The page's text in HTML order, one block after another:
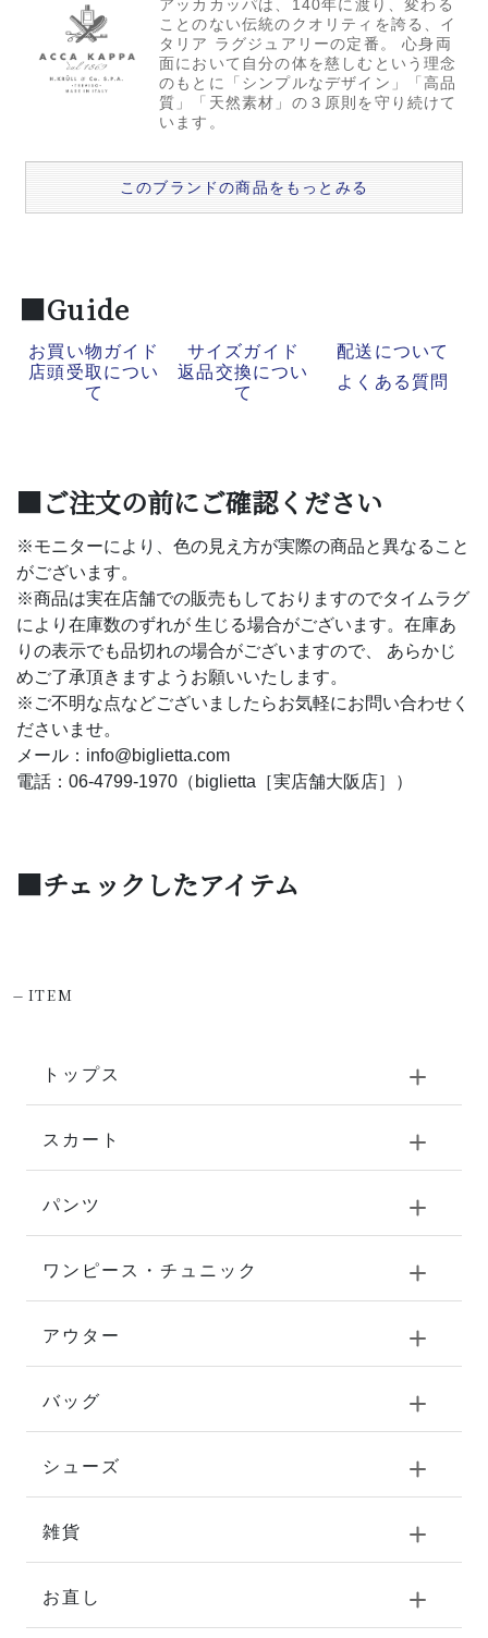
アッカカッパは、140年に渡り、変わる
ことのない伝統のクオリティを誇る、イ
タリア ラグジュアリーの定番。 心身両
面において自分の体を慈しむという理念
のもとに「シンプルなデザイン」「高品
質」「天然素材」の３原則を守り続けて
います。
このブランドの商品をもっとみる
■Guide
お買い物ガイド サイズガイド
配送について
店頭受取につい
て
返品交換につい
て
よくある質問
■ご注文の前にご確認ください
※モニターにより、色の見え方が実際の商品と異なること
がございます。
※商品は実在店舗での販売もしておりますのでタイムラグ
により在庫数のずれが 生じる場合がございます。在庫あ
りの表示でも品切れの場合がございますので、 あらかじ
めご了承頂きますようお願いいたします。
※ご不明な点などございましたらお気軽にお問い合わせく
ださいませ。
メール：info@biglietta.com
電話：06-4799-1970（biglietta［実店舗大阪店］）
■チェックしたアイテム
-ITEM
トップス
スカート
パンツ
ワンピース・チュニック
アウター
バッグ
シューズ
雑貨
お直し